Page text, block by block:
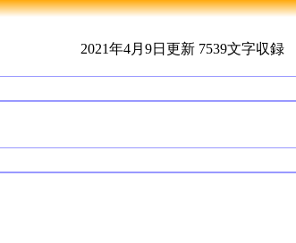
2021年4月9日更新 7539文字収録